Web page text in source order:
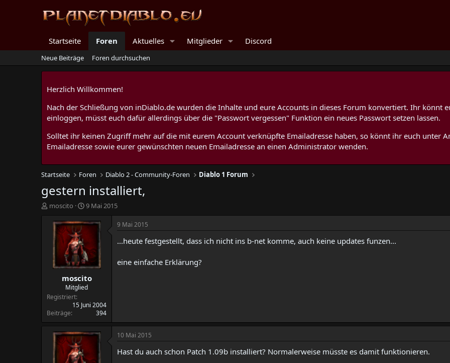
Startseite Foren Aktuelles Mitglieder Discord
Neue Beiträge Foren durchsuchen
Herzlich Willkommen!
Nach der Schließung von inDiablo.de wurden die Inhalte und eure Accounts in dieses Forum konvertiert. Ihr könnt
einloggen, müsst euch dafür allerdings über die "Passwort vergessen" Funktion ein neues Passwort setzen lassen.
Solltet ihr keinen Zugriff mehr auf die mit eurem Account verknüpfte Emailadresse haben, so könnt ihr euch unter
Emailadresse sowie eurer gewünschten neuen Emailadresse an einen Administrator wenden.
Startseite Foren Diablo 2 - Community-Foren Diablo 1 Forum
gestern installiert,
E
moscito
E
s
e
l
l
t
a
m
9 Mai 2015
moscito
Mitglied
Registriert
15 Juni 2004
Beiträge
394
9 Mai 2015
...heute festgestellt, dass ich nicht ins b-net komme, auch keine updates funzen...
eine einfache Erklärung?
10 Mai 2015
Hast du auch schon Patch 1.09b installiert? Normalerweise müsste es damit funktionieren.